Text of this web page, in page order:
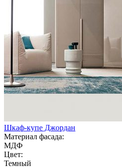
Шкаф-купе Джордан
Материал фасада:
МДФ
Цвет:
Темный